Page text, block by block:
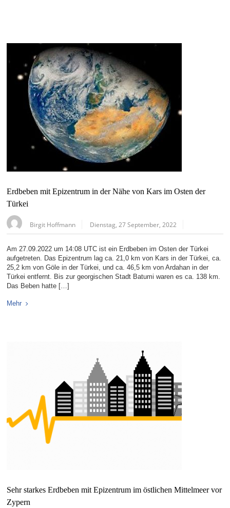
Erdbeben mit Epizentrum in der Nähe von Kars im Osten der
Türkei
Birgit Hoffmann Dienstag, 27 September, 2022
Am 27.09.2022 um 14:08 UTC ist ein Erdbeben im Osten der Türkei
aufgetreten. Das Epizentrum lag ca. 21,0 km von Kars in der Türkei, ca.
25,2 km von Göle in der Türkei, und ca. 46,5 km von Ardahan in der
Türkei entfernt. Bis zur georgischen Stadt Batumi waren es ca. 138 km.
Das Beben hatte […]
Mehr
Sehr starkes Erdbeben mit Epizentrum im östlichen Mittelmeer vor
Zypern